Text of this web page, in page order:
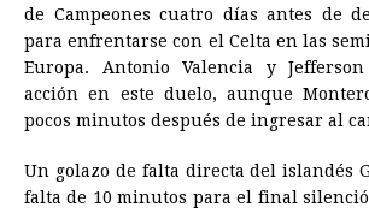
b
o
o
k
e
n
g
e
r
s
A
p
p
a
d
s
e
r
e
s
t
e
d
I
n
de Campeones cuatro días antes de
para enfrentarse con el Celta en las
Europa. Antonio Valencia y
acción en este duelo, aunque
pocos minutos después de ingresar al
Un golazo de falta directa del islandés
falta de 10 minutos para el final